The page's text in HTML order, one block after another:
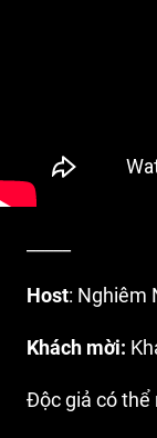
Host: Nghiêm
Khách mời:
Độc giả có